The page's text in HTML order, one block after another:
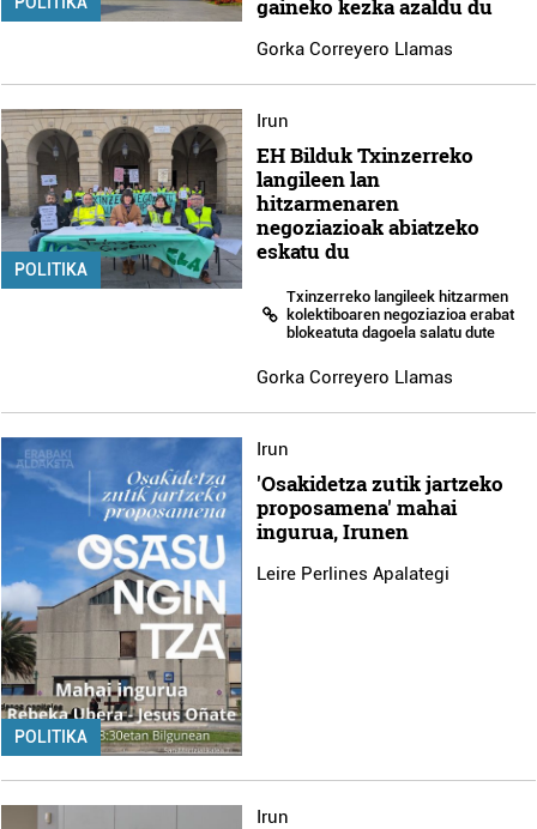
gaineko kezka azaldu du
Gorka Correyero Llamas
POLITIKA
Irun
EH Bilduk Txinzerreko
langileen lan
hitzarmenaren
negoziazioak abiatzeko
eskatu du
Txinzerreko langileek hitzarmen
kolektiboaren negoziazioa erabat
blokeatuta dagoela salatu dute
Gorka Correyero Llamas
POLITIKA
Irun
'Osakidetza zutik jartzeko
proposamena' mahai
ingurua, Irunen
Leire Perlines Apalategi
Irun